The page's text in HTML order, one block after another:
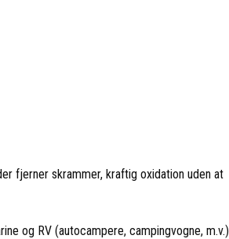
fjerner skrammer, kraftig oxidation uden at
og RV (autocampere, campingvogne, m.v.)